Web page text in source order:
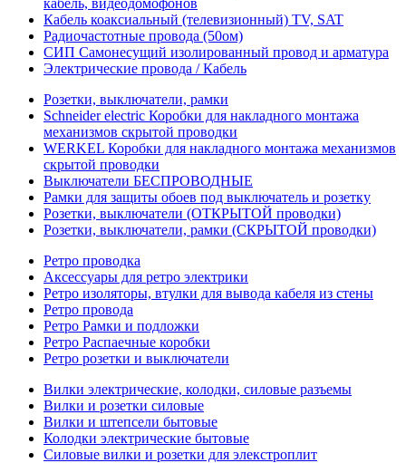
кабель, видеодомофонов
Кабель коаксиальный (телевизионный) TV, SAT
Радиочастотные провода (50ом)
СИП Самонесущий изолированный провод и арматура
Электрические провода / Кабель
Розетки, выключатели, рамки
Schneider electric Коробки для накладного монтажа
механизмов скрытой проводки
WERKEL Коробки для накладного монтажа механизмов
скрытой проводки
Выключатели БЕСПРОВОДНЫЕ
Рамки для защиты обоев под выключатель и розетку
Розетки, выключатели (ОТКРЫТОЙ проводки)
Розетки, выключатели, рамки (СКРЫТОЙ проводки)
Ретро проводка
Аксессуары для ретро электрики
Ретро изоляторы, втулки для вывода кабеля из стены
Ретро провода
Ретро Рамки и подложки
Ретро Распаечные коробки
Ретро розетки и выключатели
Вилки электрические, колодки, силовые разъемы
Вилки и розетки силовые
Вилки и штепсели бытовые
Колодки электрические бытовые
Силовые вилки и розетки для элекстроплит